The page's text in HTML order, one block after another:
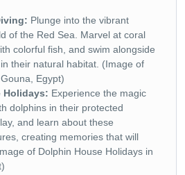
Plunge into the vibrant
of the Red Sea. Marvel at coral
colorful fish, and swim alongside
their natural habitat. (Image of
Egypt)
Holidays: Experience the magic
dolphins in their protected
and learn about these
creating memories that will
of Dolphin House Holidays in